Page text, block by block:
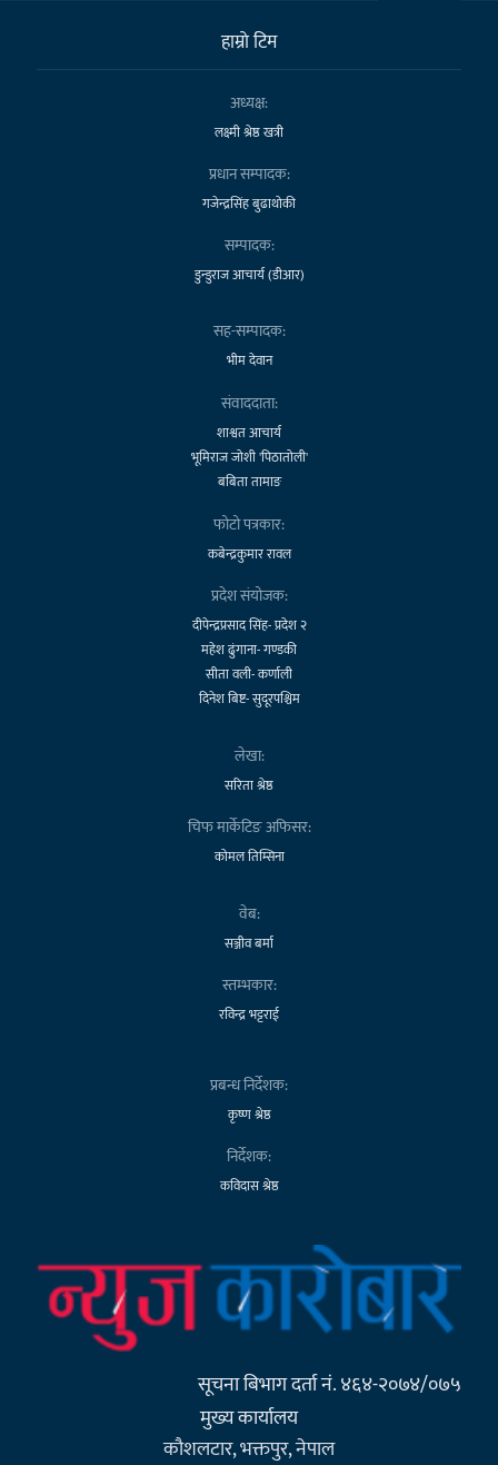
हाम्राे टिम
अध्यक्ष:
लक्ष्मी श्रेष्ठ खत्री
प्रधान सम्पादक:
गजेन्द्रसिंह बुढाथोकी
सम्पादक:
डुन्डुराज आचार्य (डीआर)
सह-सम्पादक:
भीम देवान
संवाददाता:
शाश्वत आचार्य
भूमिराज जोशी 'पिठातोली'
बबिता तामाङ
फोटो पत्रकार:
कबेन्द्रकुमार रावल
प्रदेश संयोजक:
दीपेन्द्रप्रसाद सिंह- प्रदेश २
महेश ढुंगाना- गण्डकी
सीता वली- कर्णाली
दिनेश बिष्ट- सुदूरपश्चिम
लेखा:
सरिता श्रेष्ठ
चिफ मार्केटिङ अफिसर:
कोमल तिम्सिना
वेब:
सञ्जीव बर्मा
स्तम्भकार:
रविन्द्र भट्टराई
प्रबन्ध निर्देशक:
कृष्ण श्रेष्ठ
निर्देशक:
कविदास श्रेष्ठ
सूचना बिभाग दर्ता नं. ४६४-२०७४/०७५
मुख्य कार्यालय
कौशलटार, भक्तपुर, नेपाल